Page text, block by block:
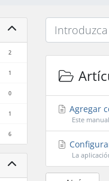
2
1
0
1
6
Agregar
Este
La